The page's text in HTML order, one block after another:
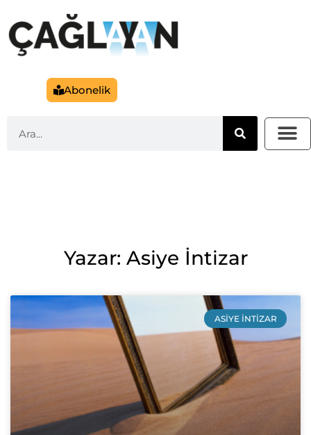
Abonelik
Yazar: Asiye İntizar
ASIYE İNTIZAR